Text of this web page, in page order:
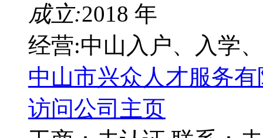
成立:2018 年
经营:中山入户、入学
中山市兴众人才服务
访问公司主页